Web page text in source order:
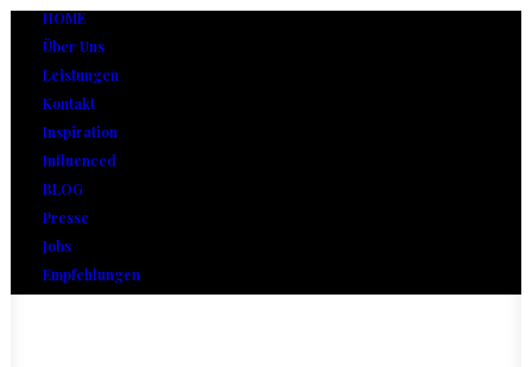
HOME
Über Uns
Leistungen
Kontakt
Inspiration
Influenced
BLOG
Presse
Jobs
Empfehlungen